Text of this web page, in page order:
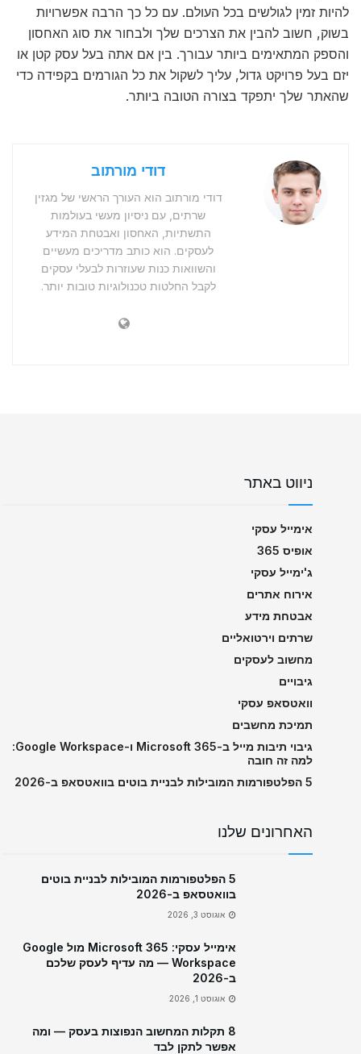
להיות זמין לגולשים בכל העולם. עם כל כך הרבה אפשרויות
בשוק, חשוב להבין את הצרכים שלך ולבחור את סוג האחסון
והספק המתאימים ביותר עבורך. בין אם אתה בעל עסק קטן או
יזם בעל פרויקט גדול, עליך לשקול את כל הגורמים בקפידה כדי
שהאתר שלך יתפקד בצורה הטובה ביותר.
דודי מורתוב
דודי מורתוב הוא העורך הראשי של מגזין
שרתים, עם ניסיון מעשי בעולמות
התשתיות, האחסון ואבטחת המידע
לעסקים. הוא כותב מדריכים מעשיים
והשוואות כנות שעוזרות לבעלי עסקים
לקבל החלטות טכנולוגיות טובות יותר.
ניווט באתר
אימייל עסקי
אופיס 365
ג'ימייל עסקי
אירוח אתרים
אבטחת מידע
שרתים וירטואליים
מחשוב לעסקים
גיבויים
וואטסאפ עסקי
תמיכת מחשבים
גיבוי תיבות מייל ב-Microsoft 365 ו-Google Workspace:
למה זה חובה
5 הפלטפורמות המובילות לבניית בוטים בוואטסאפ ב-2026
האחרונים שלנו
5 הפלטפורמות המובילות לבניית בוטים
בוואטסאפ ב-2026
אוגוסט 3, 2026
אימייל עסקי: Microsoft 365 מול Google
Workspace — מה עדיף לעסק שלכם
ב-2026
אוגוסט 1, 2026
8 תקלות המחשוב הנפוצות בעסק — ומה
אפשר לתקן לבד